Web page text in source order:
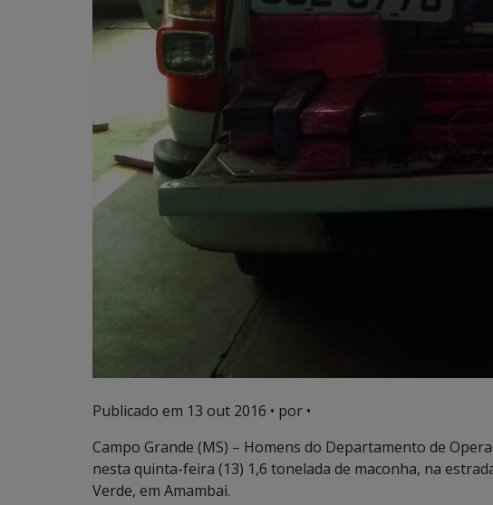
Publicado em 13 out 2016 • por •
Campo Grande (MS) – Homens do Departamento de
nesta quinta-feira (13) 1,6 tonelada de maconha, na
Verde, em Amambai.